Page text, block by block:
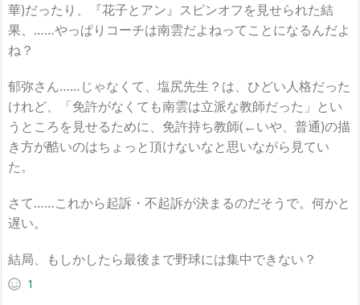
華)だったり、『花子とアン』スピンオフを見せられた結
果、……やっぱりコーチは南雲だよねってことになるんだよ
ね？
郁弥さん……じゃなくて、塩尻先生？は、ひどい人格だった
けれど、「免許がなくても南雲は立派な教師だった」とい
うところを見せるために、免許持ち教師(←いや、普通)の描
き方が酷いのはちょっと頂けないなと思いながら見てい
た。
さて……これから起訴・不起訴が決まるのだそうで。何かと
遅い。
結局、もしかしたら最後まで野球には集中できない？
1